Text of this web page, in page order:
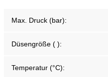
Max. Druck (bar):
Düsengröße ( ):
Temperatur (°C):